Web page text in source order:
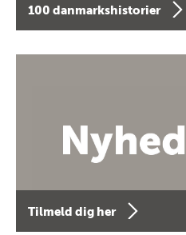
100 danmarkshistorier
Tilmeld dig her